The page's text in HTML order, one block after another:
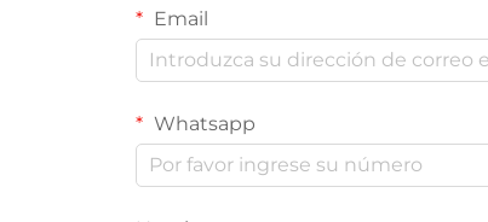
Email
Whatsapp